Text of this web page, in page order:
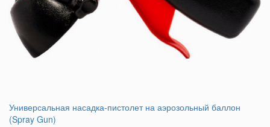
Универсальная насадка-пистолет на аэрозольный баллон
(Spray Gun)